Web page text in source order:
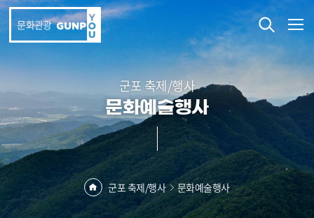
본문 바로가기
문화관광
군포 축제/행사
문화예술행사
군포 축제/행사 문화예술행사